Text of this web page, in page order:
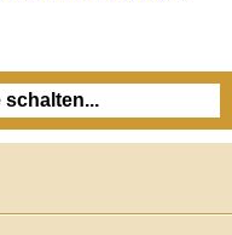
schalten...